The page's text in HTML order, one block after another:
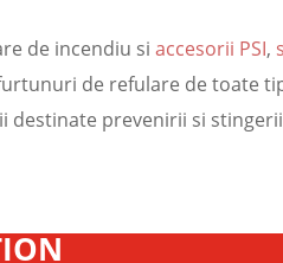
de incendiu siaccesorii PSI,
de refulare de toate
destinate prevenirii si